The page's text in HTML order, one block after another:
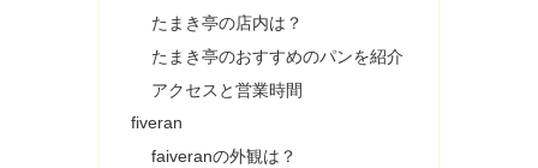
たまき亭の店内は？
たまき亭のおすすめのパンを紹介
アクセスと営業時間
fiveran
faiveranの外観は？